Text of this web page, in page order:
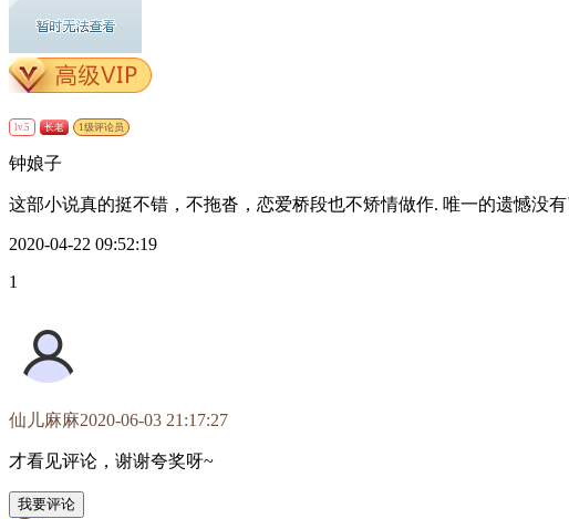
lv.5 长老 1级评论员
钟娘子
这部小说真的挺不错，不拖沓，恋爱桥段也不矫情做作. 唯一的遗憾没
2020-04-22 09:52:19
1
仙儿麻麻2020-06-03 21:17:27
才看见评论，谢谢夸奖呀~
我要评论